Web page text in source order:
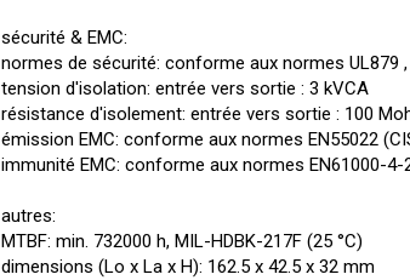
sécurité & EMC:
normes de sécurité: conforme aux normes UL879 ,
tension d'isolation: entrée vers sortie : 3 kVCA
résistance d'isolement: entrée vers sortie : 100
émission EMC: conforme aux normes EN55022
immunité EMC: conforme aux normes EN61000-4-
autres:
MTBF: min. 732000 h, MIL-HDBK-217F (25 °C)
dimensions (Lo x La x H): 162.5 x 42.5 x 32 mm